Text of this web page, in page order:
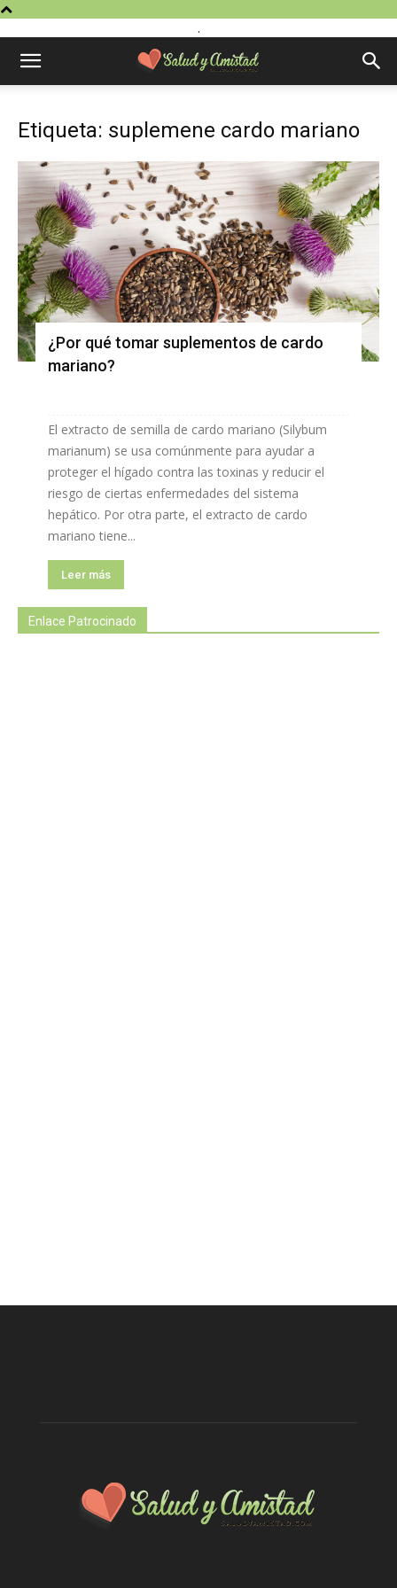
.
Etiqueta: suplemene cardo mariano
¿Por qué tomar suplementos de cardo
mariano?
El extracto de semilla de cardo mariano (Silybum
marianum) se usa comúnmente para ayudar a
proteger el hígado contra las toxinas y reducir el
riesgo de ciertas enfermedades del sistema
hepático. Por otra parte, el extracto de cardo
mariano tiene...
Leer más
Enlace Patrocinado